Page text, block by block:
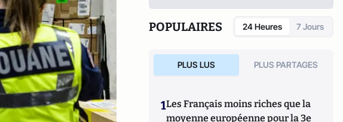
POPULAIRES 24 Heures 7 Jours
PLUS LUS PLUS PARTAGES
1Les Français moins riches que la
moyenne européenne pour la 3e